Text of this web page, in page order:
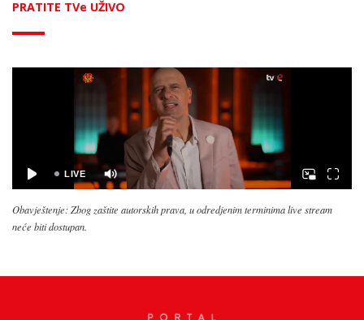
PRATITE TVe UŽIVO
Obavještenje: Zbog zaštite autorskih prava, u odredjenim terminima live stream
neće biti dostupan.